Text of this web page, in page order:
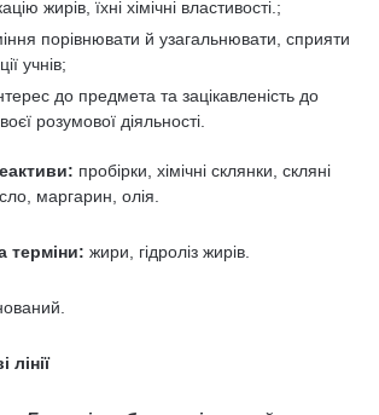
жирів, їхні хімічні властивості.;
порівнювати й узагальнювати, сприяти
учнів;
до предмета та зацікавленість до
розумової діяльності.
пробірки, хімічні склянки, скляні
маргарин, олія.
терміни: жири, гідроліз жирів.
лінії